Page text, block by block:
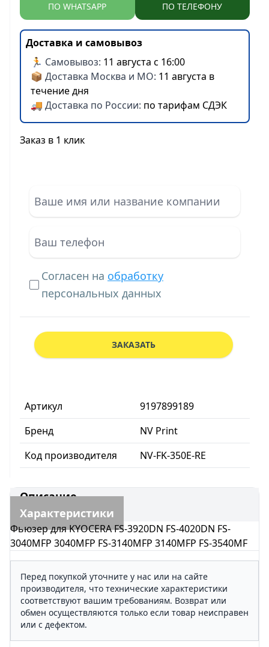
Артикул
9197899189
Бренд
NV Print
Код производителя
NV-FK-350E-RE
ПО WHATSAPP ПО ТЕЛЕФОНУ
Доставка и самовывоз
🏃 Самовывоз: 11 августа с 16:00
📦 Доставка Москва и МО: 11 августа в
течение дня
🚚 Доставка по России: по тарифам СДЭК
Заказ в 1 клик
Согласен на обработку
персональных данных
ЗАКАЗАТЬ
Описание
Характеристики
Фьюзер для KYOCERA FS-3920DN FS-4020DN FS-
3040MFP 3040MFP FS-3140MFP 3140MFP FS-3540MF
Перед покупкой уточните у нас или на сайте
производителя, что технические характеристики
соответствуют вашим требованиям. Возврат или
обмен осуществляются только если товар неисправен
или с дефектом.